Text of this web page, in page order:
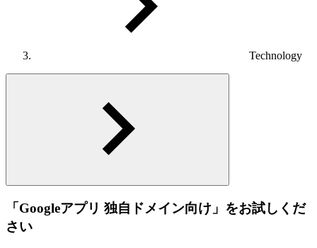
Technology
「Googleアプリ 独自ドメイン向け」をお試しくだ
さい